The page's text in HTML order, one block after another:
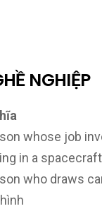
NGHIỆP
whose job
in a
who draws